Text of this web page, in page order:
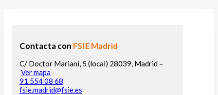
Contacta con FSIE Madrid
C/ Doctor Mariani, 5 (local) 28039, Madrid –
Ver mapa
91 554 08 68
fsie.madrid@fsie.es